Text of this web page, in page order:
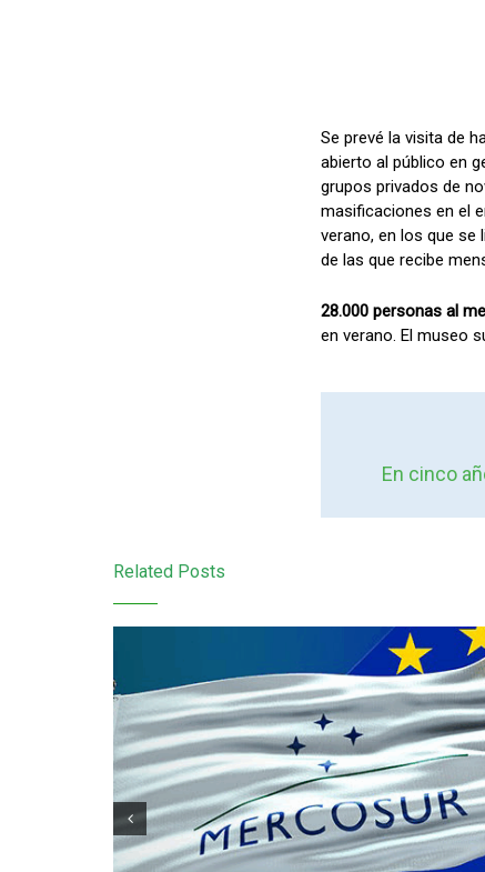
Se prevé la visita de
abierto al público en
grupos privados de
masificaciones en el
verano, en los que se
de las que recibe
28.000 personas al
en verano. El museo
En cinco
Related Posts